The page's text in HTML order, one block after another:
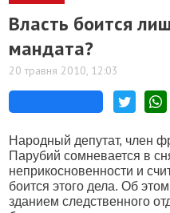
Власть боится
мандата?
20 травня 2010, 12:03
Народный депутат, член
Парубий сомневается в
неприкосновенности и
боится этого дела. Об
зданием следственного